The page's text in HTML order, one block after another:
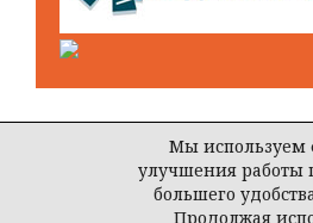
Open Journal Systems
Мы используем
улучшения
большего
Продолжая